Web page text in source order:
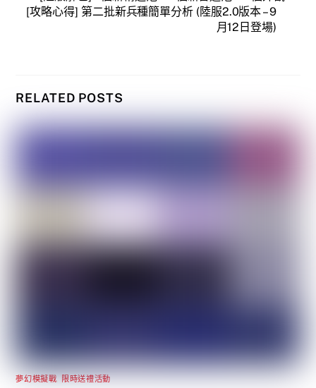
[攻略心得] 第二批新兵種簡單分析 (陸服2.0版本 – 9
月12日登場)
RELATED POSTS
夢幻模擬戰 限時送禮活動